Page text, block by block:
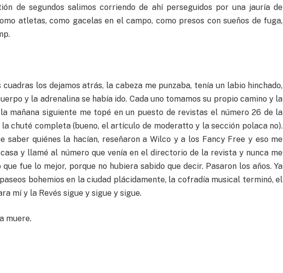
de segundos salimos corriendo de ahí perseguidos por una jauría de
atletas, como gacelas en el campo, como presos con sueños de fuga,
cuadras los dejamos atrás, la cabeza me punzaba, tenía un labio hinchado,
y la adrenalina se había ido. Cada uno tomamos su propio camino y la
mañana siguiente me topé en un puesto de revistas el número 26 de la
la chuté completa (bueno, el artículo de moderatto y la sección polaca no).
saber quiénes la hacían, reseñaron a Wilco y a los Fancy Free y eso me
y llamé al número que venía en el directorio de la revista y nunca me
fue lo mejor, porque no hubiera sabido que decir. Pasaron los años. Ya
bohemios en la ciudad plácidamente, la cofradía musical terminó, el
mí y la Revés sigue y sigue y sigue.
muere.